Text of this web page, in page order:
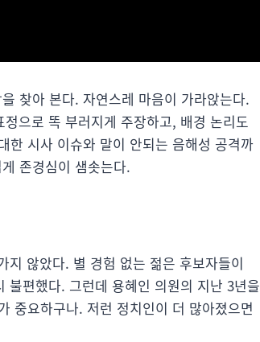
찾아 본다. 자연스레 마음이 가라앉는다.
으로 똑 부러지게 주장하고, 배경 논리도
한 시사 이슈와 말이 안되는 음해성 공격까
존경심이 샘솟는다.
않았다. 별 경험 없는 젊은 후보자들이
불편했다. 그런데 용혜인 의원의 지난 3년을
중요하구나. 저런 정치인이 더 많아졌으면